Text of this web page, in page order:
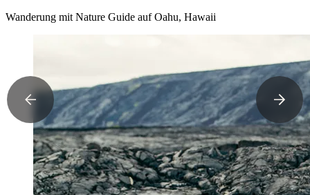
Wanderung mit Nature Guide auf Oahu, Hawaii